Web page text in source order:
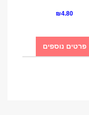
₪4.80
פרטים נוספים